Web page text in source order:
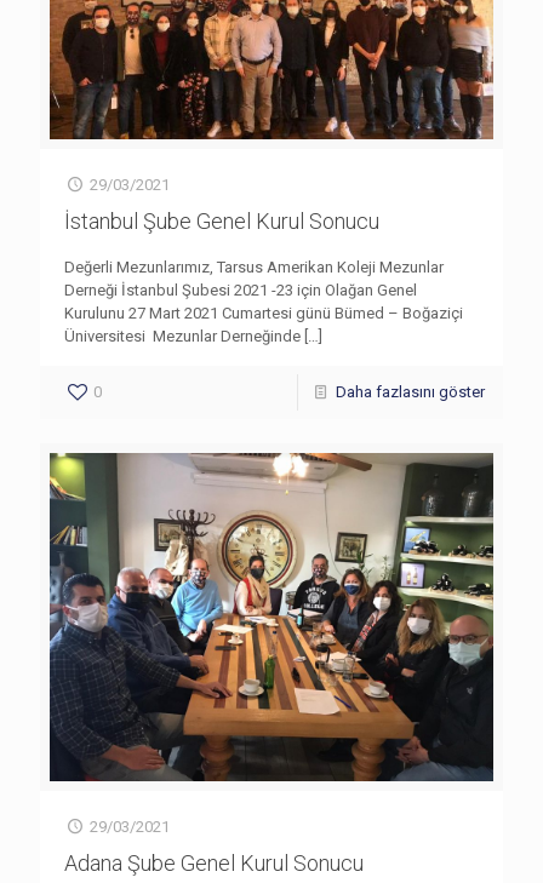
29/03/2021
İstanbul Şube Genel Kurul Sonucu
Değerli Mezunlarımız, Tarsus Amerikan Koleji Mezunlar
Derneği İstanbul Şubesi 2021 -23 için Olağan Genel
Kurulunu 27 Mart 2021 Cumartesi günü Bümed – Boğaziçi
Üniversitesi Mezunlar Derneğinde
0 Daha fazlasını göster
29/03/2021
Adana Şube Genel Kurul Sonucu